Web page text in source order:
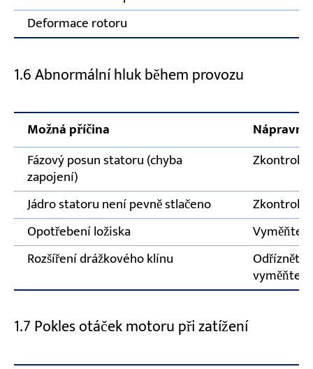
Deformace rotoru
1.6 Abnormální hluk během provozu
Možná příčina
Fázový posun statoru (chyba
zapojení)
Jádro statoru není pevně stlačeno
Opotřebení ložiska
Vyměňte
Rozšíření drážkového klínu
Odřízněte
vyměňte
1.7 Pokles otáček motoru při zatížení